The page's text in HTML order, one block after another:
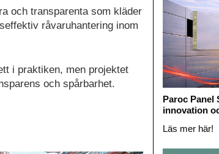
och transparenta som kläder
råvaruhantering inom
i praktiken, men projektet
och spårbarhet.
Paroc Panel
innovation
Läs mer här!